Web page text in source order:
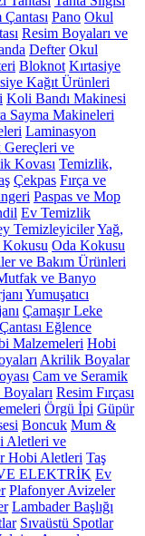
Pano Okul
Resim Boyaları ve
Defter Okul
Bloknot Kırtasiye
Kağıt Ürünleri
Koli Bandı Makinesi
Sayma Makineleri
Laminasyon
ve
Kovası Temizlik,
Çekpas Fırça ve
Paspas ve Mop
Ev Temizlik
TemizleyicilerYağ,
Oda Kokusu
ve Bakım Ürünleri
ve Banyo
Yumuşatıcı
Çamaşır Leke
Eğlence
Malzemeleri Hobi
Akrilik Boyalar
Cam ve Seramik
Resim Fırçası
Örgü İpi Güpür
Boncuk Mum &
Aletleri ve
Hobi Aletleri Taş
ELEKTRİK Ev
Plafonyer Avizeler
Lambader Başlığı
Sıvaüstü Spotlar